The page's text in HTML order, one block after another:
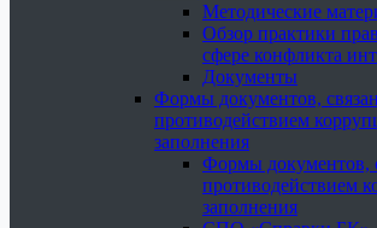
Методические
Обзор практики
сфере конфликта
Документы
Формы документов,
противодействием
заполнения
Формы документов,
противодействием
заполнения